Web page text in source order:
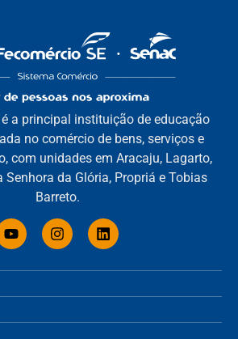
é a principal instituição de educação
no comércio de bens, serviços e
com unidades em Aracaju, Lagarto,
Senhora da Glória, Propriá e Tobias
Barreto.